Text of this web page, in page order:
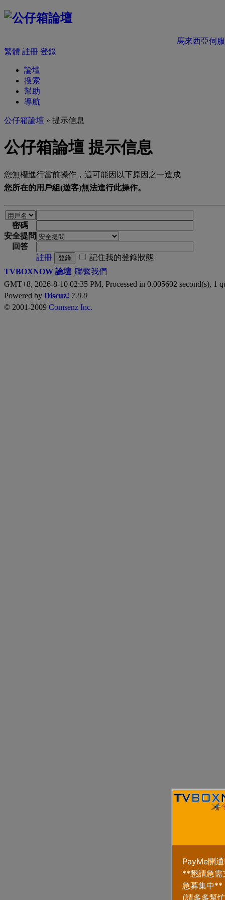
馬來西亞伺
繁體 註冊 登錄
論壇
搜索
幫助
導航
公仔箱論壇 » 提示信息
公仔箱論壇 提示信息
您無權進行當前操作，這可能因以下原因之一造成
您所在的用戶組(遊客)無法進行此操作。
密碼
安全提問
回答
註冊
登錄
記住我的登錄狀態
TVBOXNOW 論壇 |聯繫我們
GMT+8, 2026-8-10 02:35 PM, Processed in 0.005602 second(s), 1
Powered by Discuz! 7.0.0
© 2001-2009 Comsenz Inc.